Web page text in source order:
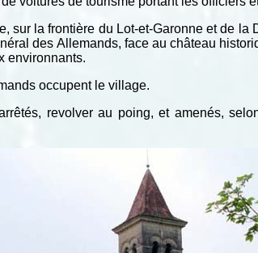
sur la frontière du Lot-et-Garonne et de
des Allemands, face au château
environnants.
occupent le village.
revolver au poing, et amenés,